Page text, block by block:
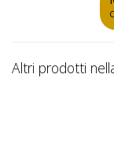
Altri prodotti